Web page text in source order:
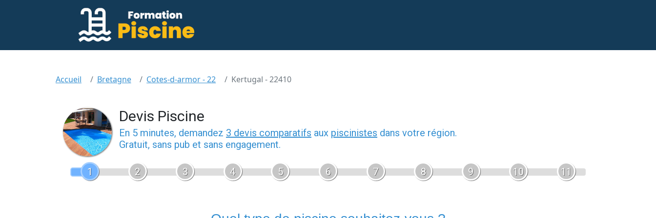
Accueil Bretagne Cotes-d-armor - 22 Kertugal - 22410
Devis Piscine
En 5 minutes, demandez 3 devis comparatifs aux piscinistes dans votre région.
Gratuit, sans pub et sans engagement.
1 2 3 4 5 6 7 8 9 10 11